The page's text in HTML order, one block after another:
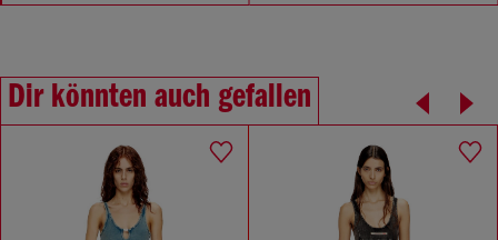
Dir könnten auch gefallen